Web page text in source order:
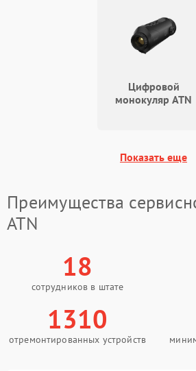
1500 ₽
Поломка системы защиты
1500 ₽
Цифровой
монокуляр ATN
Показать еще
Преимущества
ATN
18
сотрудников в штате
1310
отремонтированных устройств